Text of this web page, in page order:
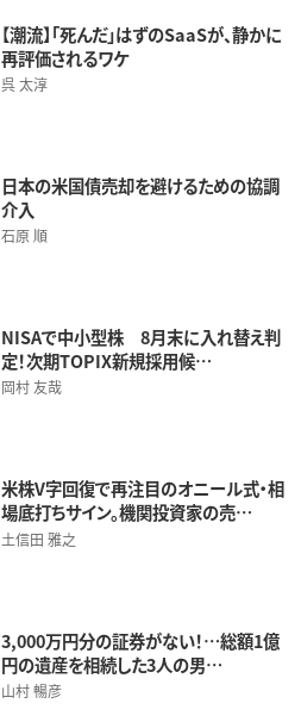
【潮流】「死んだ」はずのSaaSが、静かに
再評価されるワケ
呉 太淳
日本の米国債売却を避けるための協調
介入
石原 順
NISAで中小型株 8月末に入れ替え判
定！次期TOPIX新規採用候…
岡村 友哉
米株V字回復で再注目のオニール式・相
場底打ちサイン。機関投資家の売…
土信田 雅之
3,000万円分の証券がない！…総額1億
円の遺産を相続した3人の男…
山村 暢彦